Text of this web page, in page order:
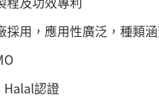
採用，應用性廣泛，種類
Halal認證